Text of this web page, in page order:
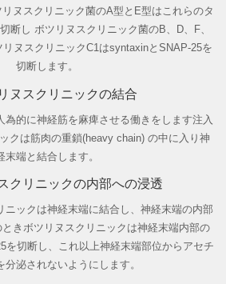
ヌスクリニック菌のA型とE型はこれらのタ
断し ボツリヌスクリニック菌のB、D、F、
ヌスクリニックC1はsyntaxinとSNAP-25を
切断します。
ヌスクリニックの結合
為的に神経筋を麻痺させる働きをします注入
クは筋肉の重鎖(heavy chain)の中に入り神
末端と結合します。
クリニックの内部への浸透
ニックは神経末端に結合し、神経末端の内部
ときボツリヌスクリニックは神経末端内部の
を切断し、これ以上神経末端部位からアセチ
分泌されないようにします。